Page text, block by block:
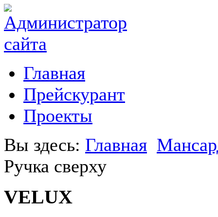
Главная
Прейскурант
Проекты
Вы здесь: Главная
Ручка сверху
VELUX